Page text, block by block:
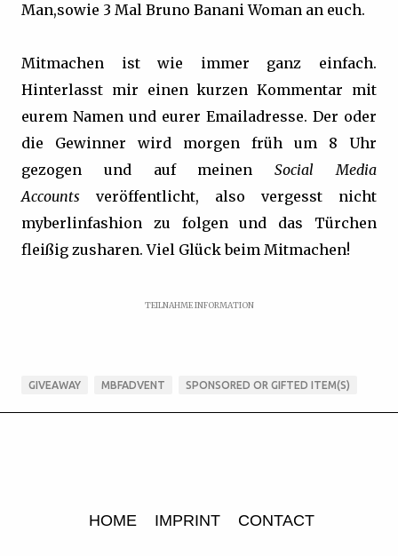
Man,sowie 3 Mal Bruno Banani Woman an euch.
Mitmachen ist wie immer ganz einfach.
Hinterlasst mir einen kurzen Kommentar mit
eurem Namen und eurer Emailadresse. Der oder
die Gewinner wird morgen früh um 8 Uhr
gezogen und auf meinenSocial Media
Accounts veröffentlicht, also vergesst nicht
myberlinfashion zu folgen und das Türchen
fleißig zusharen. Viel Glück beim Mitmachen!
TEILNAHME INFORMATION
GIVEAWAY MBFADVENT SPONSORED OR GIFTED ITEM(S)
HOME IMPRINT CONTACT